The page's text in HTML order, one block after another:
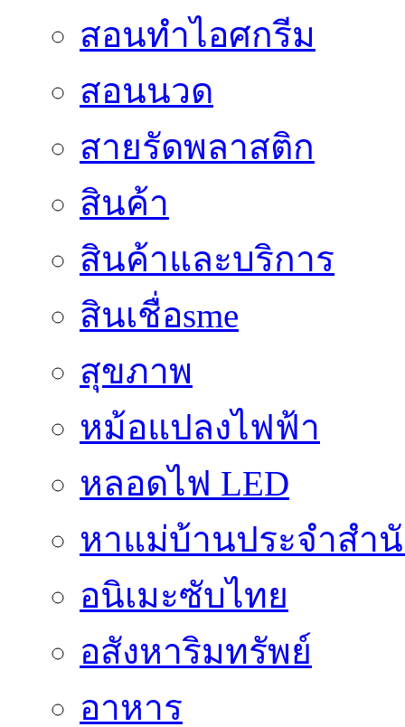
สอนทำไอศกรีม
สอนนวด
สายรัดพลาสติก
สินค้า
สินค้าและบริการ
สินเชื่อsme
สุขภาพ
หม้อแปลงไฟฟ้า
หลอดไฟ LED
หาแม่บ้านประจำสำ
อนิเมะซับไทย
อสังหาริมทรัพย์
อาหาร